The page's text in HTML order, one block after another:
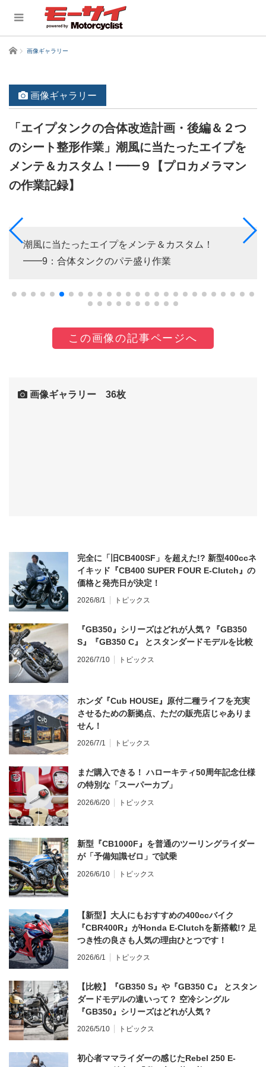
ホーム 画像ギャラリー
画像ギャラリー
「エイプタンクの合体改造計画・後編＆２つ
のシート整形作業」潮風に当たったエイプを
メンテ＆カスタム！━━９【プロカメラマン
の作業記録】
潮風に当たったエイプをメンテ＆カスタム！
━━9：合体タンクのパテ盛り作業
この画像の記事ページへ
画像ギャラリー 36枚
完全に「旧CB400SF」を超えた!? 新型400ccネ
イキッド『CB400 SUPER FOUR E-Clutch』の
価格と発売日が決定！
2026/8/1 トピックス
『GB350』シリーズはどれが人気？『GB350
S』『GB350 C』 とスタンダードモデルを比較
2026/7/10 トピックス
ホンダ『Cub HOUSE』原付二種ライフを充実
させるための新拠点、ただの販売店じゃありま
せん！
2026/7/1 トピックス
まだ購入できる！ ハローキティ50周年記念仕様
の特別な「スーパーカブ」
2026/6/20 トピックス
新型『CB1000F』を普通のツーリングライダー
が「予備知識ゼロ」で試乗
2026/6/10 トピックス
【新型】大人にもおすすめの400ccバイク
『CBR400R』がHonda E-Clutchを新搭載!? 足
つき性の良さも人気の理由ひとつです！
2026/6/1 トピックス
【比較】『GB350 S』や『GB350 C』 とスタン
ダードモデルの違いって？ 空冷シングル
『GB350』シリーズはどれが人気？
2026/5/10 トピックス
初心者ママライダーの感じたRebel 250 E-